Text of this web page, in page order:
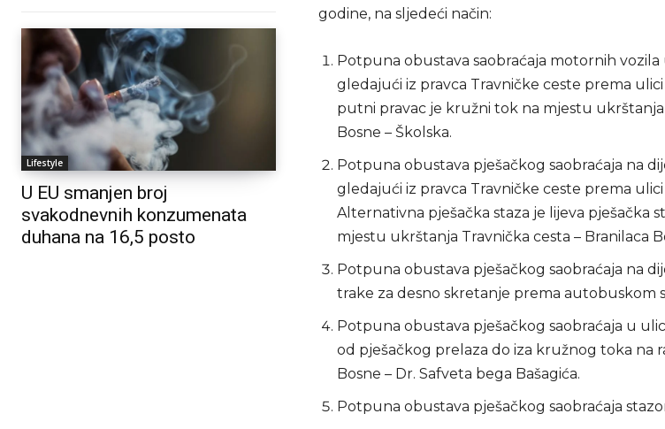
Lifestyle
U EU smanjen broj
svakodnevnih konzumenata
duhana na 16,5 posto
godine, na sljedeći način:
Potpuna obustava saobraćaja motornih
gledajući iz pravca Travničke ceste prema
putni pravac je kružni tok na mjestu ukrštanja
Bosne – Školska.
Potpuna obustava pješačkog saobraćaja na
gledajući iz pravca Travničke ceste prema ulici
Alternativna pješačka staza je lijeva pješačka
mjestu ukrštanja Travnička cesta – Branilaca
Potpuna obustava pješačkog saobraćaja na
trake za desno skretanje prema autobuskom
Potpuna obustava pješačkog saobraćaja u
od pješačkog prelaza do iza kružnog toka na
Bosne – Dr. Safveta bega Bašagića.
Potpuna obustava pješačkog saobraćaja